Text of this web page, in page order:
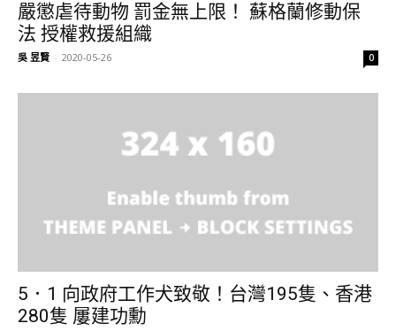
嚴懲虐待動物 罰金無上限！ 蘇格蘭修動保
法 授權救援組織
吳 昱賢 - 2020-05-26 0
5．1 向政府工作犬致敬！台灣195隻、香港
280隻 屢建功勳